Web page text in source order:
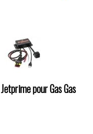
pour Gas Gas